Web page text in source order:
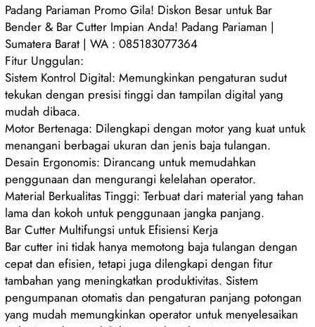
Padang Pariaman Promo Gila! Diskon Besar untuk Bar
Bender & Bar Cutter Impian Anda! Padang Pariaman |
Sumatera Barat | WA : 085183077364
Fitur Unggulan:
Sistem Kontrol Digital: Memungkinkan pengaturan sudut
tekukan dengan presisi tinggi dan tampilan digital yang
mudah dibaca.
Motor Bertenaga: Dilengkapi dengan motor yang kuat untuk
menangani berbagai ukuran dan jenis baja tulangan.
Desain Ergonomis: Dirancang untuk memudahkan
penggunaan dan mengurangi kelelahan operator.
Material Berkualitas Tinggi: Terbuat dari material yang tahan
lama dan kokoh untuk penggunaan jangka panjang.
Bar Cutter Multifungsi untuk Efisiensi Kerja
Bar cutter ini tidak hanya memotong baja tulangan dengan
cepat dan efisien, tetapi juga dilengkapi dengan fitur
tambahan yang meningkatkan produktivitas. Sistem
pengumpanan otomatis dan pengaturan panjang potongan
yang mudah memungkinkan operator untuk menyelesaikan